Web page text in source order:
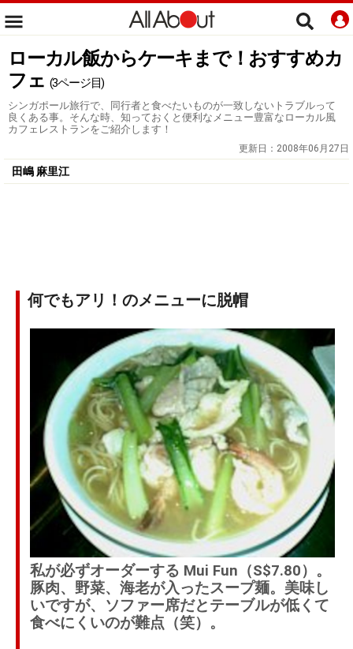
ローカル飯からケーキまで！おすすめカ
フェ (3ページ目)
シンガポール旅行で、同行者と食べたいものが一致しないトラブルって
良くある事。そんな時、知っておくと便利なメニュー豊富なローカル風
カフェレストランをご紹介します！
更新日： 2008年06月27日
田嶋 麻里江
何でもアリ！のメニューに脱帽
私が必ずオーダーする Mui Fun（S$7.80）。
豚肉、野菜、海老が入ったスープ麺。美味し
いですが、ソファー席だとテーブルが低くて
食べにくいのが難点（笑）。